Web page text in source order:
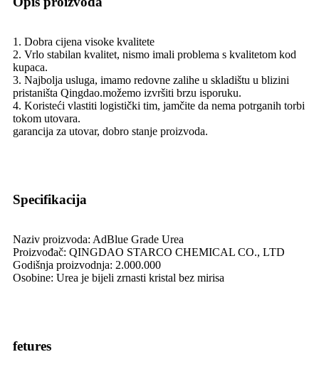
1. Dobra cijena visoke kvalitete
2. Vrlo stabilan kvalitet, nismo imali problema s kvalitetom kod
kupaca.
3. Najbolja usluga, imamo redovne zalihe u skladištu u blizini
pristaništa Qingdao.možemo izvršiti brzu isporuku.
4. Koristeći vlastiti logistički tim, jamčite da nema potrganih torbi
tokom utovara.
garancija za utovar, dobro stanje proizvoda.
Specifikacija
Naziv proizvoda: AdBlue Grade Urea
Proizvođač: QINGDAO STARCO CHEMICAL CO., LTD
Godišnja proizvodnja: 2.000.000
Osobine: Urea je bijeli zrnasti kristal bez mirisa
fetures